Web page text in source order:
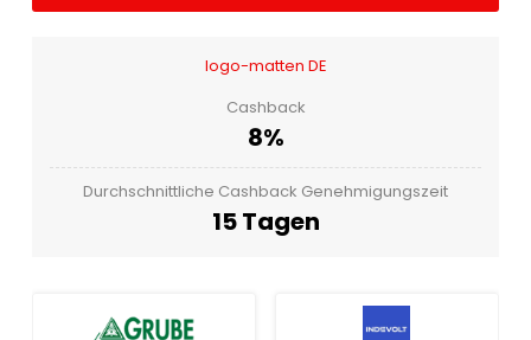
logo-matten DE
Cashback
8%
Durchschnittliche Cashback Genehmigungszeit
15 Tagen